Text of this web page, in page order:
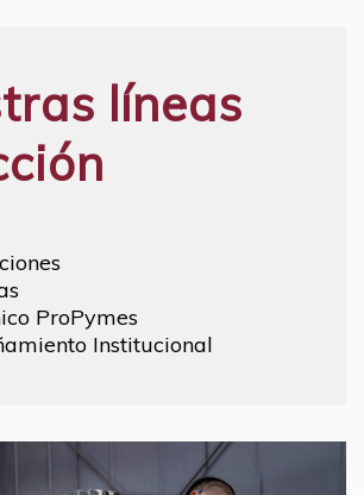
líneas
ProPymes
Institucional